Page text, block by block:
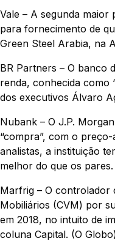
Vale – A segunda
para fornecimento de
Green Steel Arabia, na
BR Partners – O banco
renda, conhecida como
dos executivos Álvaro
Nubank – O J.P.
“compra”, com o
analistas, a instituição
melhor do que os
Marfrig – O controlador
Mobiliários (CVM) por
em 2018, no intuito de
coluna Capital. (O